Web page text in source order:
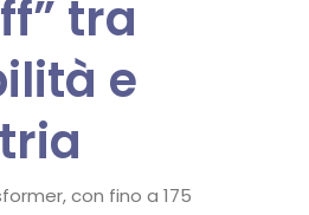
tra
e
con fino a 175